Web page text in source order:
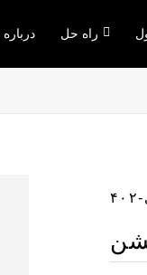
درباره راه حل